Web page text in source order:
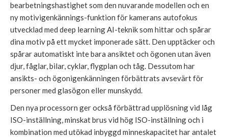
bearbetningshastighet som den nuvarande modellen och en
ny motivigenkännings-funktion för kamerans autofokus
utvecklad med deep learning AI-teknik som hittar och spårar
dina motiv på ett mycket imponerade sätt. Den upptäcker och
spårar automatiskt inte bara ansiktet och ögonen utan även
djur, fåglar, bilar, cyklar, flygplan och tåg. Dessutom har
ansikts- och ögonigenkänningen förbättrats avsevärt för
personer med glasögon eller munskydd.
Den nya processorn ger också förbättrad upplösning vid låg
ISO-inställning, minskat brus vid hög ISO-inställning och i
kombination med utökad inbyggd minneskapacitet har antalet